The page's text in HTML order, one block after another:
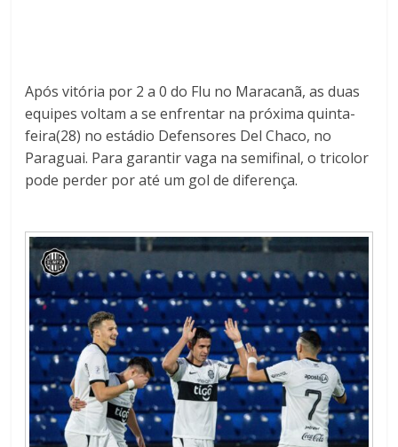
Após vitória por 2 a 0 do Flu no Maracanã, as duas
equipes voltam a se enfrentar na próxima quinta-
feira(28) no estádio Defensores Del Chaco, no
Paraguai. Para garantir vaga na semifinal, o tricolor
pode perder por até um gol de diferença.